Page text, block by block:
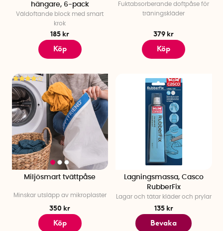
hängare, 6-pack
Väldoftande block med smart
krok
185 kr
Köp
Fuktabsorberande doftpåse för
träningskläder
379 kr
Köp
Miljösmart tvättpåse
Minskar utsläpp av mikroplaster
350 kr
Köp
Lagningsmassa, Casco
RubberFix
Lagar och tätar kläder och prylar
135 kr
Bevaka